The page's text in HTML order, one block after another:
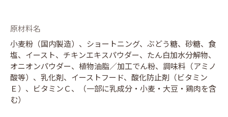
原材料名
小麦粉（国内製造）、ショートニング、ぶどう糖、砂糖、食
塩、イースト、チキンエキスパウダー、たん白加水分解物、
オニオンパウダー、植物油脂／加工でん粉、調味料（アミノ
酸等）、乳化剤、イーストフード、酸化防止剤（ビタミン
Ｅ）、ビタミンＣ、（一部に乳成分・小麦・大豆・鶏肉を含
む）